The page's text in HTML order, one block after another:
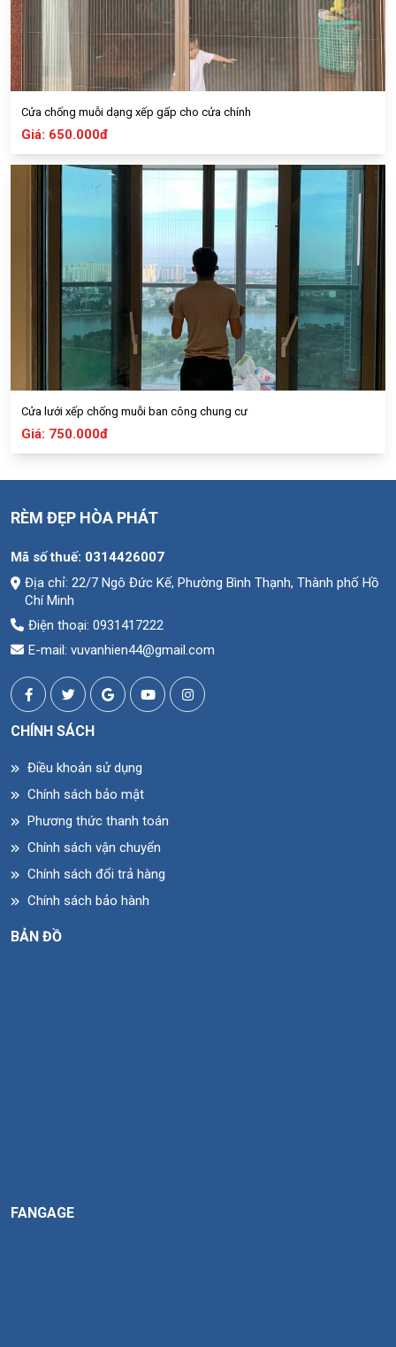
Cửa chống muỗi dạng xếp gấp cho cửa chính
Giá: 650.000đ
Cửa lưới xếp chống muỗi ban công chung cư
Giá: 750.000đ
RÈM ĐẸP HÒA PHÁT
Mã số thuế: 0314426007
Địa chỉ: 22/7 Ngô Đức Kế, Phường Bình Thạnh, Thành phố Hồ
Chí Minh
Điện thoại: 0931417222
E-mail: vuvanhien44@gmail.com
CHÍNH SÁCH
Điều khoản sử dụng
Chính sách bảo mật
Phương thức thanh toán
Chính sách vận chuyển
Chính sách đổi trả hàng
Chính sách bảo hành
BẢN ĐỒ
FANGAGE